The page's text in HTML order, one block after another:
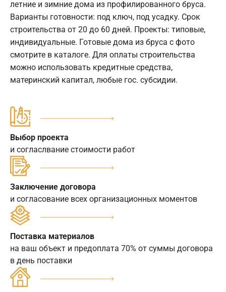
летние и зимние дома из профилированного бруса.
Варианты готовности: под ключ, под усадку. Срок
строительства от 20 до 60 дней. Проекты: типовые,
индивидуальные. Готовые дома из бруса с фото
смотрите в каталоге. Для оплаты строительства
можно использовать кредитные средства,
материнский капитал, любые гос. субсидии.
Выбор проекта
и согласлвание стоимости работ
Заключение договора
и согласование всех организационных моментов
Поставка материалов
на ваш объект и предоплата 70% от суммы договора
в день поставки